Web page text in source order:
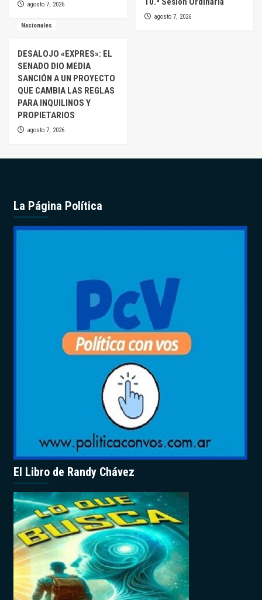
agosto 7, 2026
agosto 7, 2026
Nacionales
DESALOJO «EXPRES»: EL
SENADO DIO MEDIA
SANCIÓN A UN PROYECTO
QUE CAMBIA LAS REGLAS
PARA INQUILINOS Y
PROPIETARIOS
agosto 7, 2026
La Página Política
El Libro de Randy Chávez